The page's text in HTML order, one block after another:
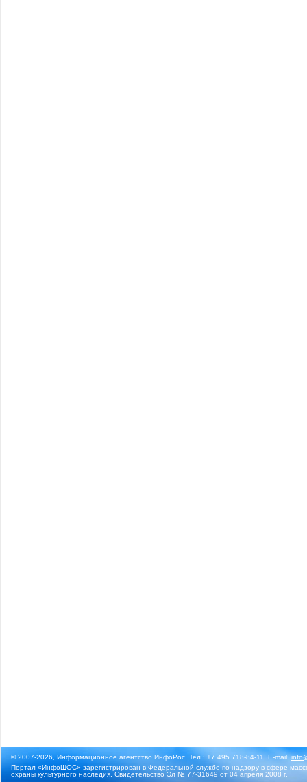
© 2007-2026, Информационное агентство ИнфоРос. Тел.: +7 495 718-84-11, E-mail:
Портал «ИнфоШОС» зарегистрирован в Федеральной службе по надзору в сфере
охраны культурного наследия. Свидетельство Эл № 77-31649 от 04 апреля 2008 г.